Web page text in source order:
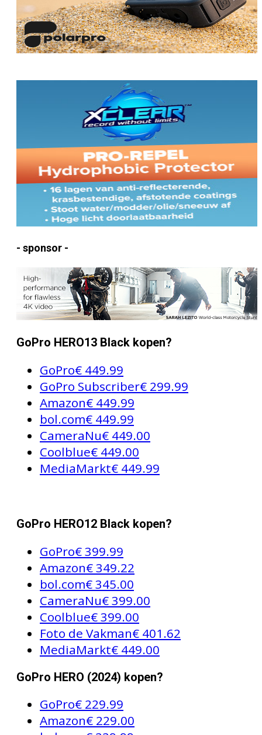
- sponsor -
GoPro HERO13 Black kopen?
GoPro€ 449.99
GoPro Subscriber€ 299.99
Amazon€ 449.99
bol.com€ 449.99
CameraNu€ 449.00
Coolblue€ 449.00
MediaMarkt€ 449.99
GoPro HERO12 Black kopen?
GoPro€ 399.99
Amazon€ 349.22
bol.com€ 345.00
CameraNu€ 399.00
Coolblue€ 399.00
Foto de Vakman€ 401.62
MediaMarkt€ 449.00
GoPro HERO (2024) kopen?
GoPro€ 229.99
Amazon€ 229.00